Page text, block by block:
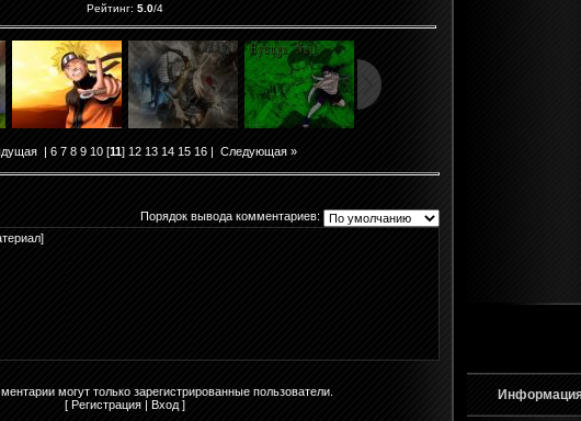
Рейтинг: 5.0/4
| 6 7 8 9 10[11] 12 13 14 15 16| Следующая »
Порядок вывода комментариев:
]
могут только зарегистрированные пользователи.
[ Регистрация | Вход ]